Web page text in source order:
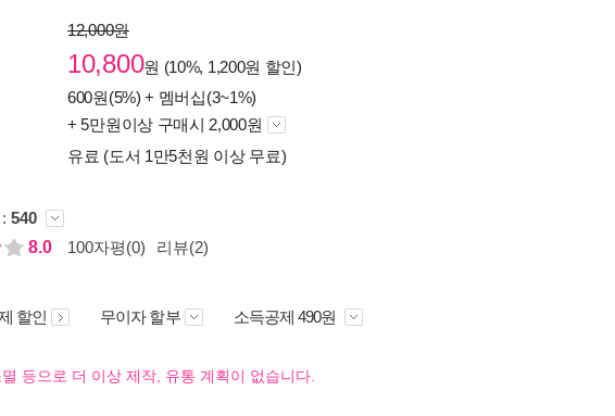
12,000원
10,800원 (10%, 1,200원 할인)
600원(5%) + 멤버십(3~1%)
+ 5만원이상 구매시 2,000원
유료 (도서 1만5천원 이상 무료)
540
8.0
100자평(0) 리뷰(2)
할인 무이자 할부 소득공제 490원
등으로 더 이상 제작, 유통 계획이 없습니다.